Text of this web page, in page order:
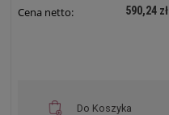
Cena netto: 590,24 zł
Do Koszyka